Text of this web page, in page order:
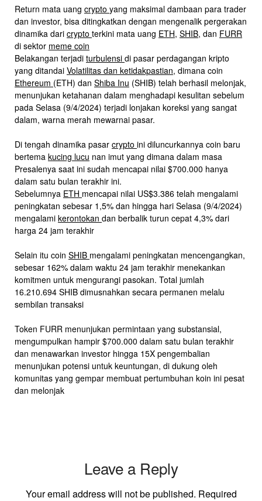
Return mata uang crypto yang maksimal dambaan para trader
dan investor, bisa ditingkatkan dengan mengenalik pergerakan
dinamika dari crypto terkini mata uang ETH, SHIB, dan FURR
di sektor meme coin
Belakangan terjadi turbulensi di pasar perdagangan kripto
yang ditandai Volatilitas dan ketidakpastian, dimana coin
Ethereum (ETH) dan Shiba Inu (SHIB) telah berhasil melonjak,
menunjukan ketahanan dalam menghadapi kesulitan sebelum
pada Selasa (9/4/2024) terjadi lonjakan koreksi yang sangat
dalam, warna merah mewarnai pasar.
Di tengah dinamika pasar crypto ini diluncurkannya coin baru
bertema kucing lucu nan imut yang dimana dalam masa
Presalenya saat ini sudah mencapai nilai $700.000 hanya
dalam satu bulan terakhir ini.
Sebelumnya ETH mencapai nilai US$3.386 telah mengalami
peningkatan sebesar 1,5% dan hingga hari Selasa (9/4/2024)
mengalami kerontokan dan berbalik turun cepat 4,3% dari
harga 24 jam terakhir
Selain itu coin SHIB mengalami peningkatan mencengangkan,
sebesar 162% dalam waktu 24 jam terakhir menekankan
komitmen untuk mengurangi pasokan. Total jumlah
16.210.694 SHIB dimusnahkan secara permanen melalu
sembilan transaksi
Token FURR menunjukan permintaan yang substansial,
mengumpulkan hampir $700.000 dalam satu bulan terakhir
dan menawarkan investor hingga 15X pengembalian
menunjukan potensi untuk keuntungan, di dukung oleh
komunitas yang gempar membuat pertumbuhan koin ini pesat
dan melonjak
Leave a Reply
Your email address will not be published. Required